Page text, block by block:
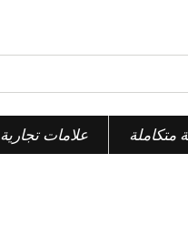
علامات تجارية متكاملة